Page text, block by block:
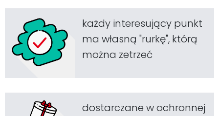
każdy interesujący punkt
ma własną "rurkę", którą
można zetrzeć
dostarczane w ochronnej